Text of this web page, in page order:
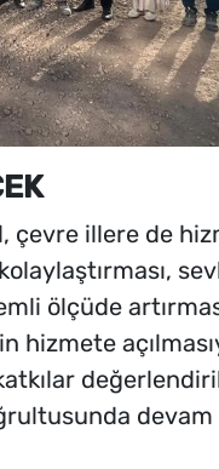
çevre illere de
ölçüde
hizmete